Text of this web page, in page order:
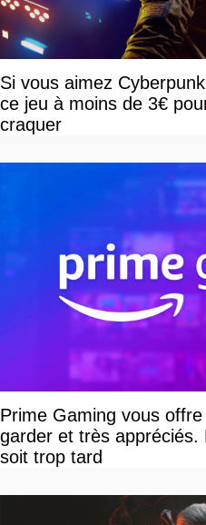
Si vous aimez
ce jeu à moins de 3€
craquer
Prime Gaming vous
garder et très appréciés.
soit trop tard